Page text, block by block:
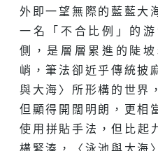
外即一望無際的藍藍大
一名「不合比例」的
側，是層層累進的陡
峭，筆法卻近乎傳統披
與大海〉所形構的世界
但顯得開闊明朗，更相
使用拼貼手法，但比起